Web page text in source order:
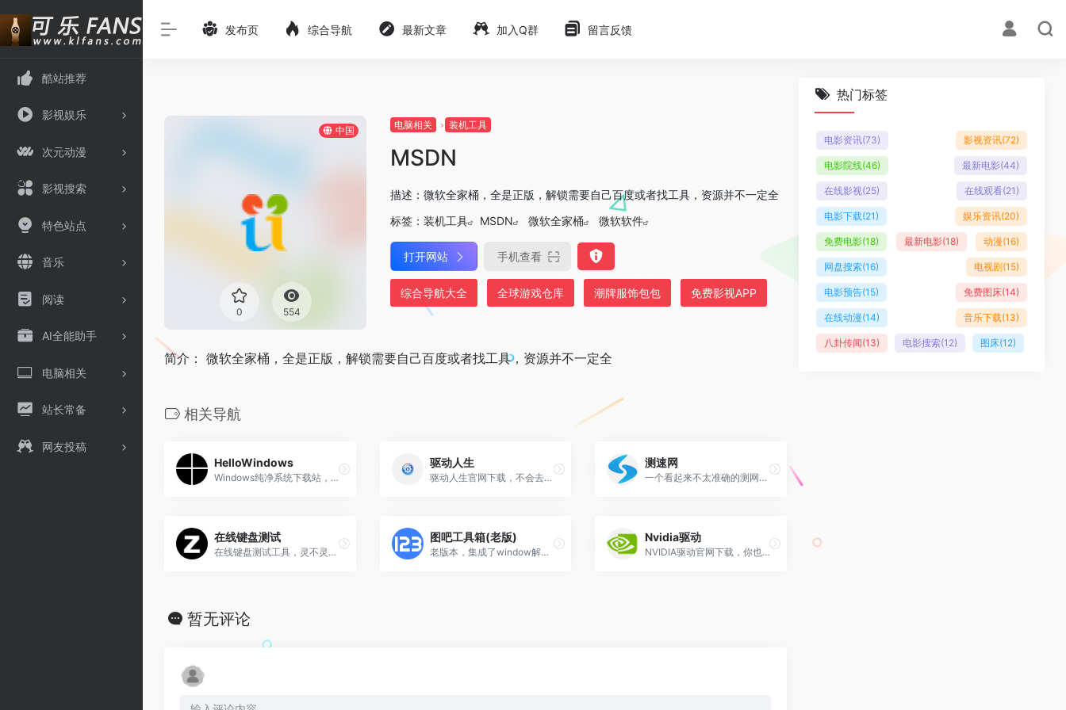
酷站推荐
影视娱乐
次元动漫
影视搜索
特色站点
音乐
阅读
AI全能助手
电脑相关
站长常备
网友投稿
发布页 综合导航 最新文章 加入Q群 留言反馈
中国
0 554
电脑相关 装机工具
MSDN
描述：微软全家桶，全是正版，解锁需要自己百度或者找工具，资源并不一定全
标签： 装机工具 MSDN 微软全家桶 微软软件
打开网站 手机查看
综合导航大全 全球游戏仓库 潮牌服饰包包 免费影视APP
简介： 微软全家桶，全是正版，解锁需要自己百度或者找工具，资源并不一定全
相关导航
HelloWindows
Windows纯净系统下载站，可以试试看，如果不纯净，请重置系统
驱动人生
驱动人生官网下载，不会去硬件官网下载驱动的，必须来两个
测速网
一个看起来不太准确的测网速网
在线键盘测试
在线键盘测试工具，灵不灵敏，其实你自己使用的时候感觉的到
图吧工具箱(老版)
老版本，集成了window解锁工具，官网：www.tbtool.cn
Nvidia驱动
NVIDIA驱动官网下载，你也可以使用驱动大师\驱动精灵等驱动软件下载
暂无评论
热门标签
电影资讯(73) 影视资讯(72)
电影院线(46) 最新电影(44)
在线影视(25) 在线观看(21)
电影下载(21) 娱乐资讯(20)
免费电影(18) 最新电影(18) 动漫(16)
网盘搜索(16) 电视剧(15)
电影预告(15) 免费图床(14)
在线动漫(14) 音乐下载(13)
八卦传闻(13) 电影搜索(12) 图床(12)